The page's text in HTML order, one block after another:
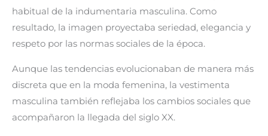
habitual de la indumentaria masculina. Como
resultado, la imagen proyectaba seriedad, elegancia y
respeto por las normas sociales de la época.
Aunque las tendencias evolucionaban de manera más
discreta que en la moda femenina, la vestimenta
masculina también reflejaba los cambios sociales que
acompañaron la llegada del siglo XX.